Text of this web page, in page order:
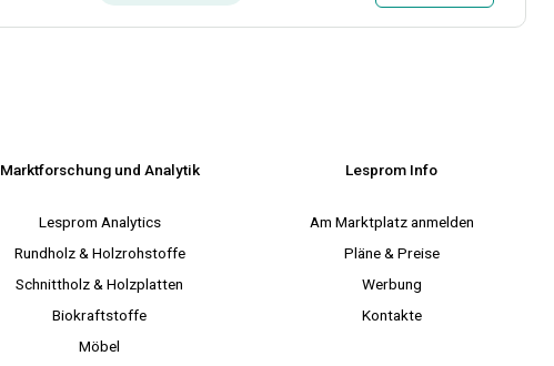
Marktforschung und Analytik
Lesprom Analytics
Rundholz & Holzrohstoffe
Schnittholz & Holzplatten
Biokraftstoffe
Möbel
Lesprom Info
Am Marktplatz anmelden
Pläne & Preise
Werbung
Kontakte